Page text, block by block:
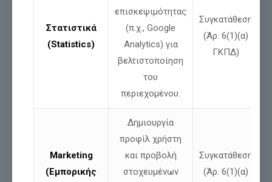
Σχετικές αναρτήσεις
Στατιστικά
(Statistics)
επισκεψιμότητας
(π.χ., Google
Analytics) για
βελτιστοποίηση
του
περιεχομένου.
Συγκατάθεση
(Άρ. 6(1)(α)
ΓΚΠΔ)
Marketing
(Εμπορικής
Δημιουργία
προφίλ χρήστη
και προβολή
στοχευμένων
Συγκατάθεση
(Άρ. 6(1)(α)